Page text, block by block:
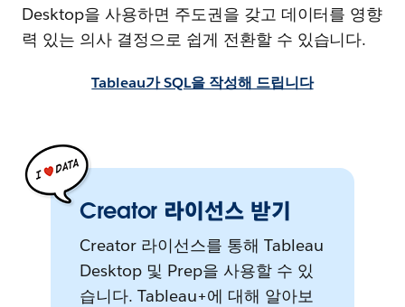
Desktop을 사용하면 주도권을 갖고 데이터를 영향
력 있는 의사 결정으로 쉽게 전환할 수 있습니다.
Tableau가 SQL을 작성해 드립니다
Creator 라이선스 받기
Creator 라이선스를 통해 Tableau
Desktop 및 Prep을 사용할 수 있
습니다. Tableau+에 대해 알아보